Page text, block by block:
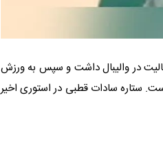
او ابتدا فعالیت در والیبال داشت و سپس به ورزش
ستاره سادات قطبی در استوری اخیر